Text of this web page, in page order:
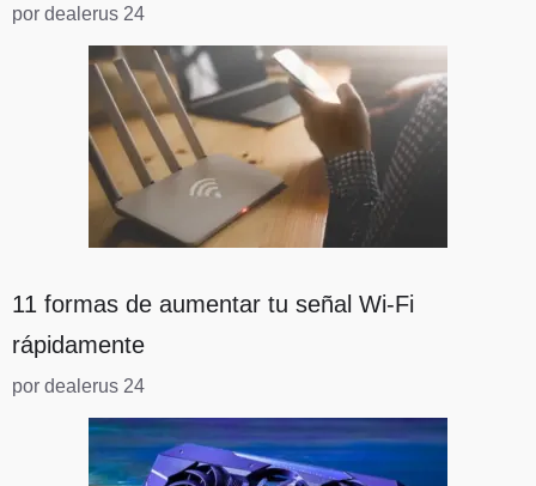
por dealerus 24
11 formas de aumentar tu señal Wi-Fi
rápidamente
por dealerus 24